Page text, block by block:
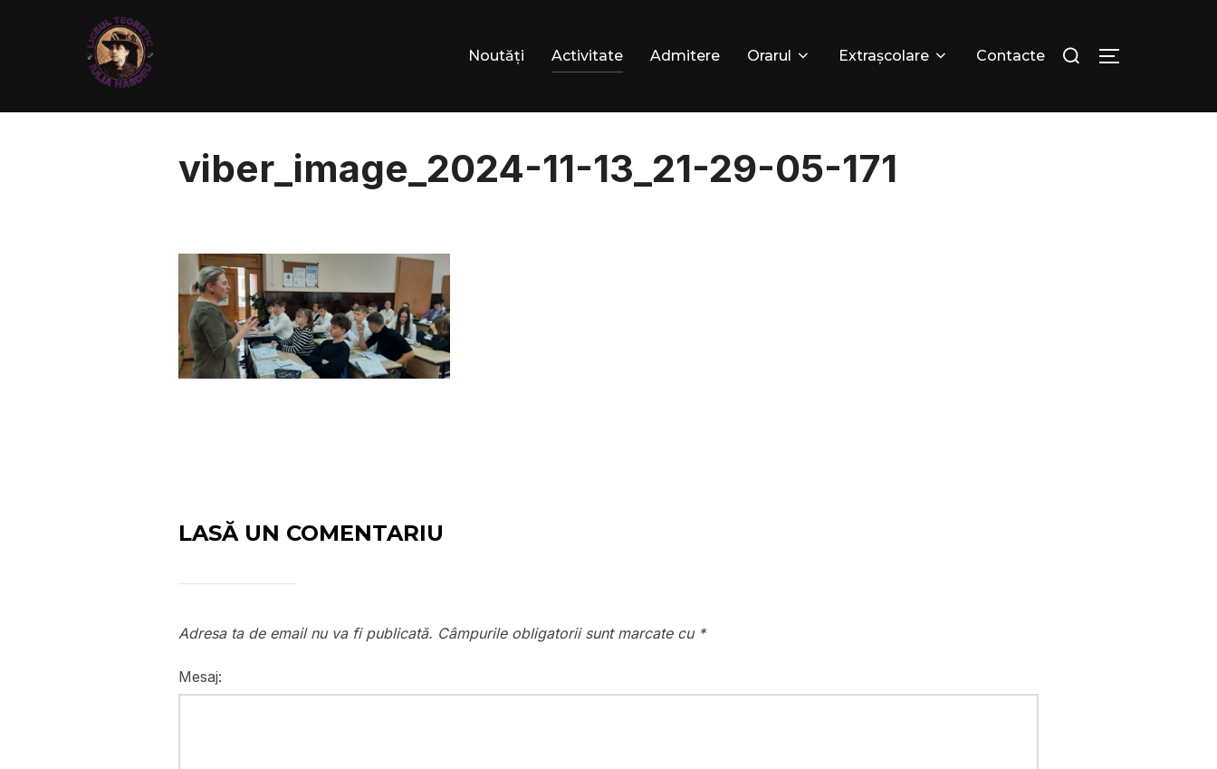
Noutăți Activitate Admitere Orarul Extrașcolare Contacte
viber_image_2024-11-13_21-29-05-171
LASĂ UN COMENTARIU
Adresa ta de email nu va fi publicată. Câmpurile obligatorii sunt marcate cu *
Mesaj: